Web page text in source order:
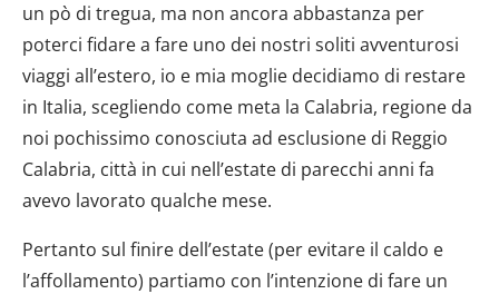
un pò di tregua, ma non ancora abbastanza per
poterci fidare a fare uno dei nostri soliti avventurosi
viaggi all’estero, io e mia moglie decidiamo di restare
in Italia, scegliendo come meta la Calabria, regione da
noi pochissimo conosciuta ad esclusione di Reggio
Calabria, città in cui nell’estate di parecchi anni fa
avevo lavorato qualche mese.
Pertanto sul finire dell’estate (per evitare il caldo e
l’affollamento) partiamo con l’intenzione di fare un